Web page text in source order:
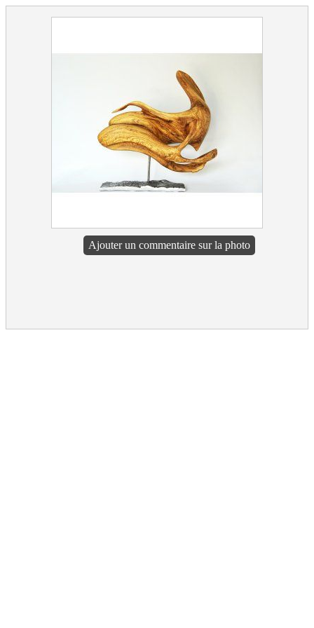
Ajouter un commentaire sur la photo